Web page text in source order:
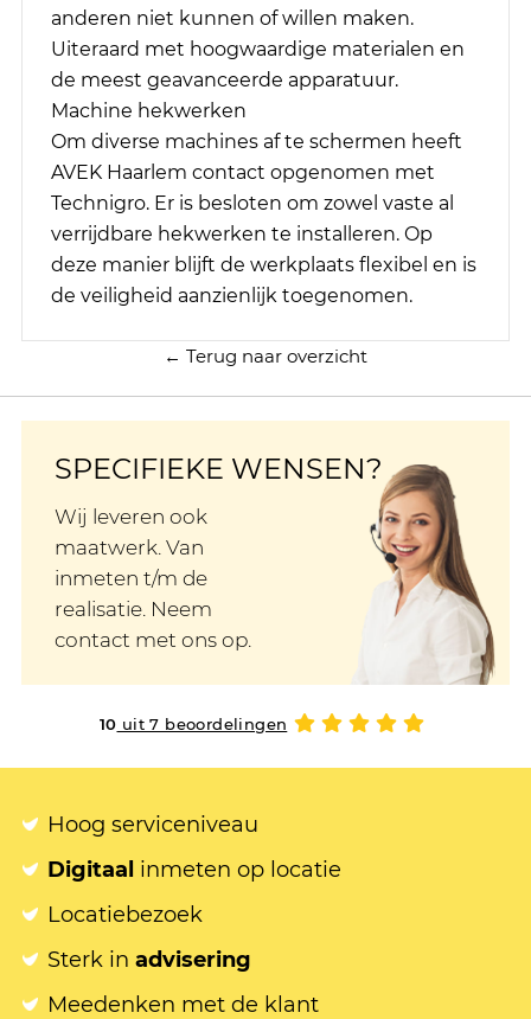
anderen niet kunnen of willen maken.
Uiteraard met hoogwaardige materialen en
de meest geavanceerde apparatuur.
Machine hekwerken
Om diverse machines af te schermen heeft
AVEK Haarlem contact opgenomen met
Technigro. Er is besloten om zowel vaste al
verrijdbare hekwerken te installeren. Op
deze manier blijft de werkplaats flexibel en is
de veiligheid aanzienlijk toegenomen.
← Terug naar overzicht
SPECIFIEKE WENSEN?
Wij leveren ook
maatwerk. Van
inmeten t/m de
realisatie. Neem
contact met ons op.
10 uit 7 beoordelingen
Hoog serviceniveau
Digitaal inmeten op locatie
Locatiebezoek
Sterk in advisering
Meedenken met de klant